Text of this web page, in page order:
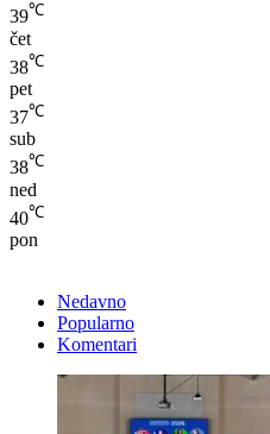
39℃
čet
38℃
pet
37℃
sub
38℃
ned
40℃
pon
Nedavno
Popularno
Komentari